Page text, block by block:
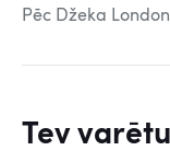
Pēc Džeka
Tev